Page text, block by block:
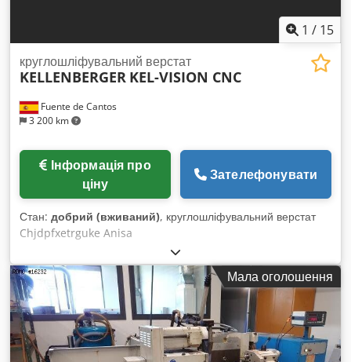
1 / 15
Fuente de Cantos
3 200 km
круглошліфувальний верстат
KELLENBERGER KEL-VISION CNC
ціну
Зателефонувати
Стан: добрий (вживаний), круглошліфувальний верстат
Chjdpfxetrguke Anisa
Мала оголошення